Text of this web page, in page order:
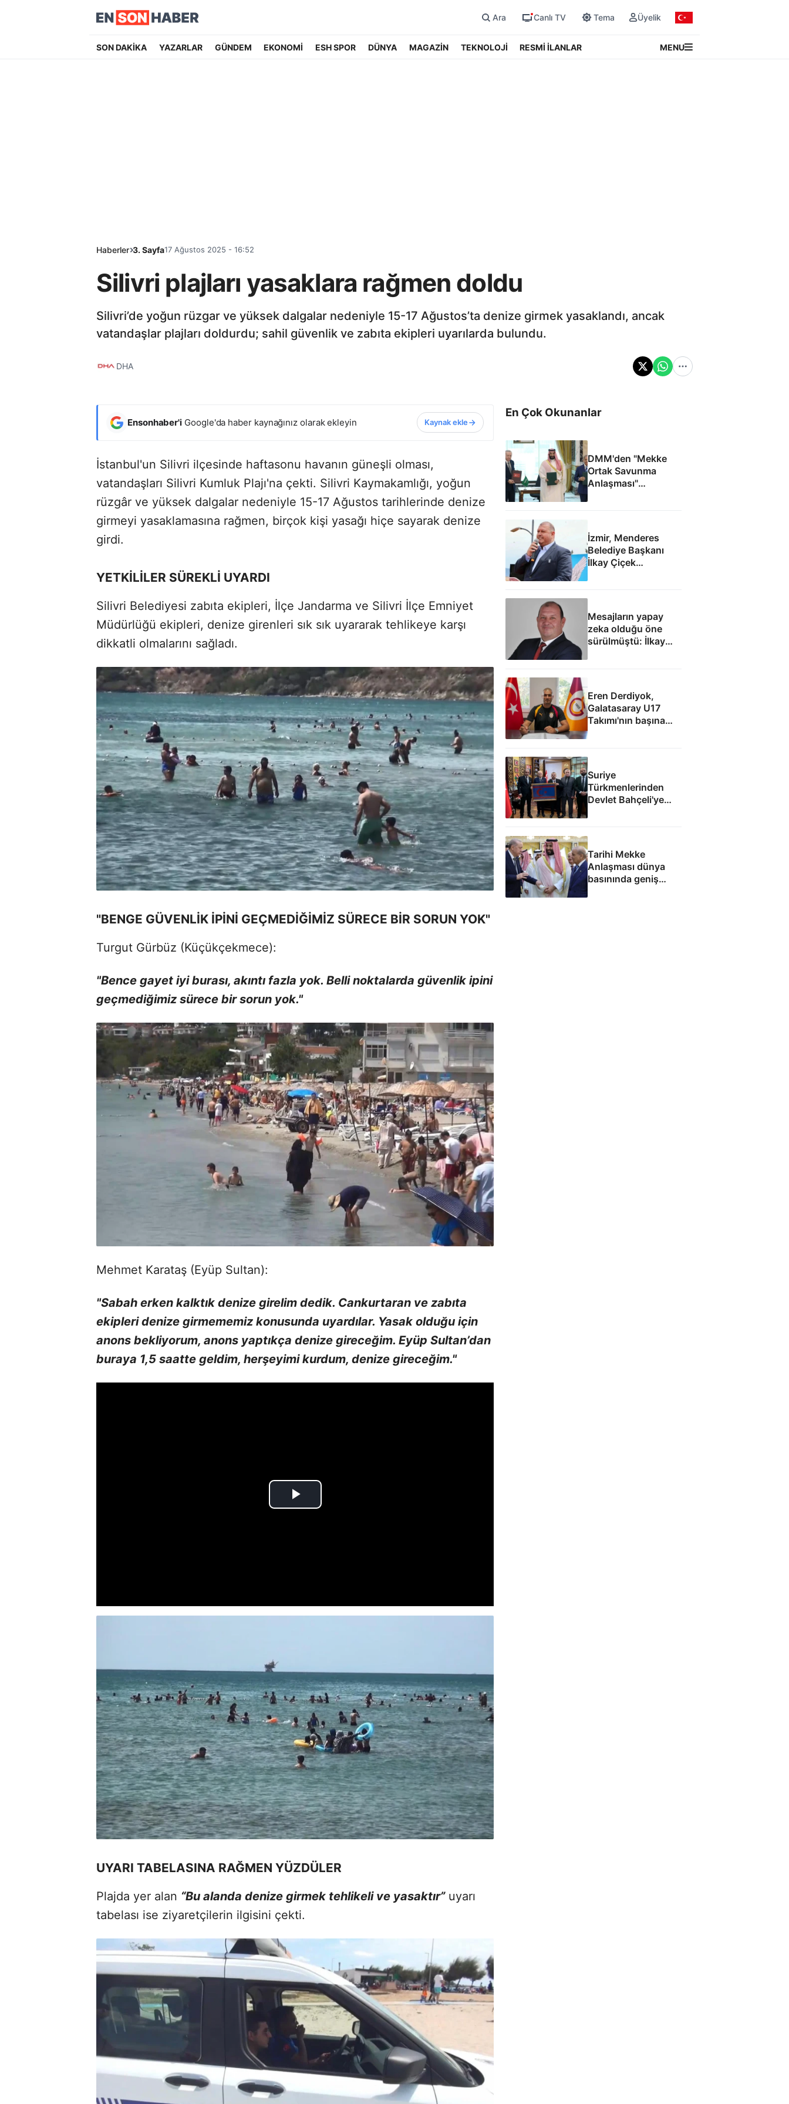
Ara Canlı TV Tema Üyelik
SON DAKİKA YAZARLAR GÜNDEM EKONOMİ ESH SPOR DÜNYA MAGAZİN TEKNOLOJİ RESMİ İLANLAR MENU
Haberler 3. Sayfa17 Ağustos 2025 - 16:52
Silivri plajları yasaklara rağmen doldu
Silivri’de yoğun rüzgar ve yüksek dalgalar nedeniyle 15-17 Ağustos’ta denize girmek yasaklandı, ancak
vatandaşlar plajları doldurdu; sahil güvenlik ve zabıta ekipleri uyarılarda bulundu.
DHA
Ensonhaber'i Google'da haber kaynağınız olarak ekleyin Kaynak ekle
İstanbul'un Silivri ilçesinde haftasonu havanın güneşli olması,
vatandaşları Silivri Kumluk Plajı'na çekti. Silivri Kaymakamlığı, yoğun
rüzgâr ve yüksek dalgalar nedeniyle 15-17 Ağustos tarihlerinde denize
girmeyi yasaklamasına rağmen, birçok kişi yasağı hiçe sayarak denize
girdi.
YETKİLİLER SÜREKLİ UYARDI
Silivri Belediyesi zabıta ekipleri, İlçe Jandarma ve Silivri İlçe Emniyet
Müdürlüğü ekipleri, denize girenleri sık sık uyararak tehlikeye karşı
dikkatli olmalarını sağladı.
"BENGE GÜVENLİK İPİNİ GEÇMEDİĞİMİZ SÜRECE BİR SORUN YOK"
Turgut Gürbüz (Küçükçekmece):
"Bence gayet iyi burası, akıntı fazla yok. Belli noktalarda güvenlik ipini
geçmediğimiz sürece bir sorun yok."
Mehmet Karataş (Eyüp Sultan):
"Sabah erken kalktık denize girelim dedik. Cankurtaran ve zabıta
ekipleri denize girmememiz konusunda uyardılar. Yasak olduğu için
anons bekliyorum, anons yaptıkça denize gireceğim. Eyüp Sultan’dan
buraya 1,5 saatte geldim, herşeyimi kurdum, denize gireceğim."
UYARI TABELASINA RAĞMEN YÜZDÜLER
Plajda yer alan “Bu alanda denize girmek tehlikeli ve yasaktır”uyarı
tabelası ise ziyaretçilerin ilgisini çekti.
En Çok Okunanlar
DMM'den "Mekke
Ortak Savunma
Anlaşması"
iddialarına yalanlama
İzmir, Menderes
Belediye Başkanı
İlkay Çiçek
Mesajların yapay
zeka olduğu öne
sürülmüştü: İlkay
Eren Derdiyok,
Galatasaray U17
Takımı'nın başına
geçti
Suriye
Türkmenlerinden
Devlet Bahçeli'ye
yapılanma gündemi
Tarihi Mekke
Anlaşması dünya
basınında geniş
yankı uyandırdı